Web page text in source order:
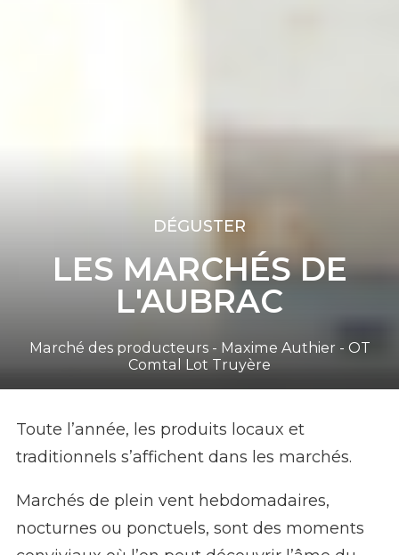
Marché des producteurs - Maxime Authier - OT
Comtal Lot Truyère
DÉGUSTER
LES MARCHÉS DE
L'AUBRAC
Toute l’année, les produits locaux et
traditionnels s’affichent dans les marchés.
Marchés de plein vent hebdomadaires,
nocturnes ou ponctuels, sont des moments